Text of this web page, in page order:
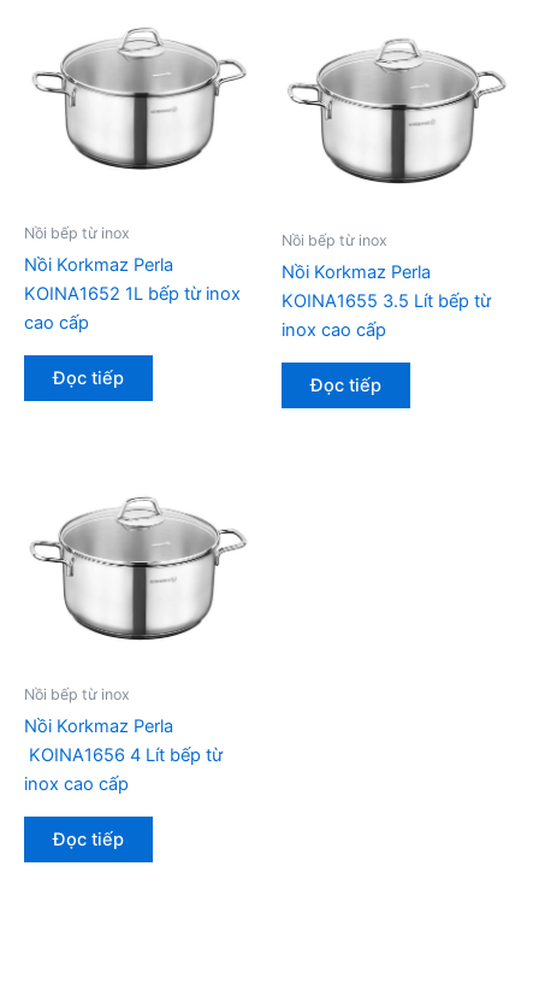
Nồi bếp từ inox
Nồi Korkmaz Perla
KOINA1652 1L bếp từ inox
cao cấp
Đọc tiếp
Nồi bếp từ inox
Nồi Korkmaz Perla
KOINA1655 3.5 Lít bếp từ
inox cao cấp
Đọc tiếp
Nồi bếp từ inox
Nồi Korkmaz Perla
KOINA1656 4 Lít bếp từ
inox cao cấp
Đọc tiếp